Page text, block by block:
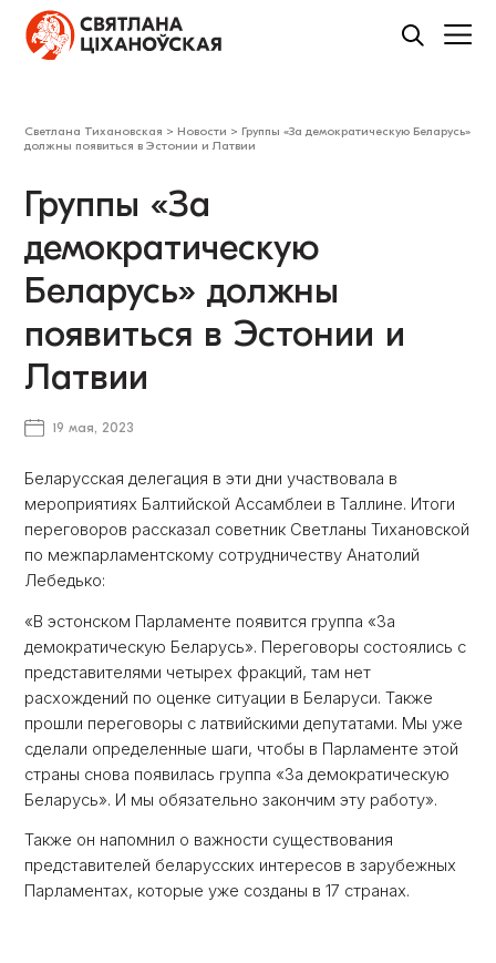
Светлана Тихановская > Новости > Группы «За демократическую Беларусь»
должны появиться в Эстонии и Латвии
Группы «За
демократическую
Беларусь» должны
появиться в Эстонии и
Латвии
19 мая, 2023
Беларусская делегация в эти дни участвовала в
мероприятиях Балтийской Ассамблеи в Таллине. Итоги
переговоров рассказал советник Светланы Тихановской
по межпарламентскому сотрудничеству Анатолий
Лебедько:
«В эстонском Парламенте появится группа «За
демократическую Беларусь». Переговоры состоялись с
представителями четырех фракций, там нет
расхождений по оценке ситуации в Беларуси. Также
прошли переговоры с латвийскими депутатами. Мы уже
сделали определенные шаги, чтобы в Парламенте этой
страны снова появилась группа «За демократическую
Беларусь». И мы обязательно закончим эту работу».
Также он напомнил о важности существования
представителей беларусских интересов в зарубежных
Парламентах, которые уже созданы в 17 странах.